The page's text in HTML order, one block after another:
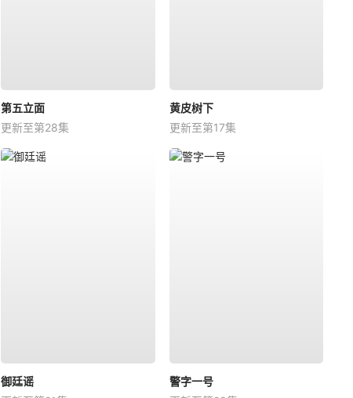
第五立面
更新至第28集
黄皮树下
更新至第17集
御廷谣
警字一号